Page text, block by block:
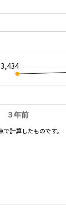
３年前
計算したものです。